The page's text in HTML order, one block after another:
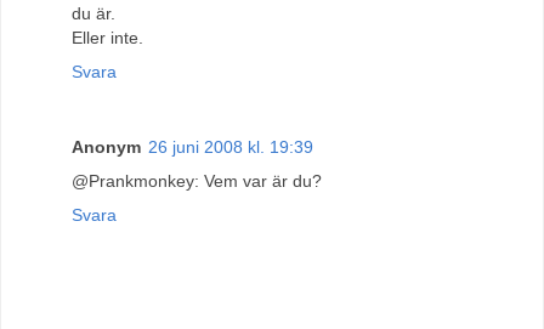
du är.
Eller inte.
Svara
Anonym 26 juni 2008 kl. 19:39
@Prankmonkey: Vem var är du?
Svara